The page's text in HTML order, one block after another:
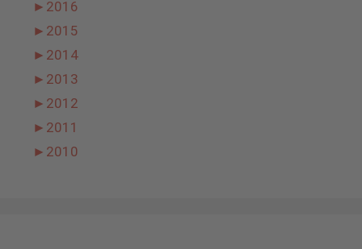
► 2016
► 2015
► 2014
► 2013
► 2012
► 2011
► 2010